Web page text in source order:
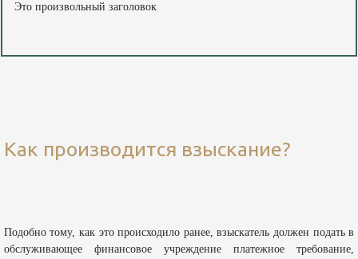
Это произвольный заголовок
Как производится взыскание?
Подобно тому, как это происходило ранее, взыскатель должен подать в
обслуживающее финансовое учреждение платежное требование,